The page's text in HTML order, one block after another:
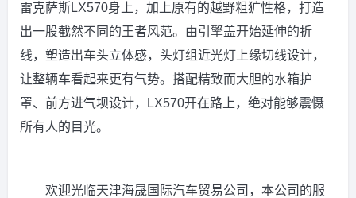
雷克萨斯LX570身上，加上原有的越野粗犷性格，打造
出一股截然不同的王者风范。由引擎盖开始延伸的折
线，塑造出车头立体感，头灯组近光灯上缘切线设计，
让整辆车看起来更有气势。搭配精致而大胆的水箱护
罩、前方进气坝设计，LX570开在路上，绝对能够震慑
所有人的目光。
欢迎光临天津海晟国际汽车贸易公司，本公司的服